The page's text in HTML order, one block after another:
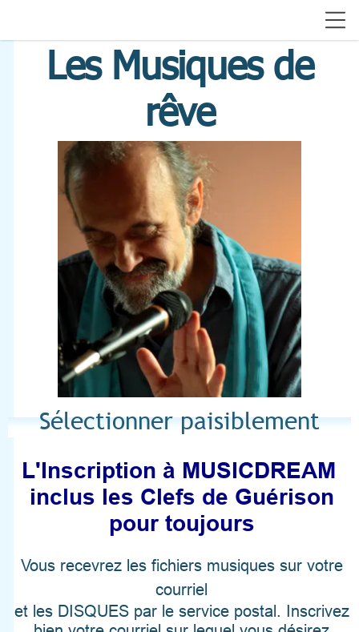
Les Musiques de
rêve
Sélectionner paisiblement
L'Inscription à MUSICDREAM
inclus les Clefs de Guérison
pour toujours
Vous recevrez les fichiers musiques sur votre
courriel
et les DISQUES par le service postal. Inscrivez